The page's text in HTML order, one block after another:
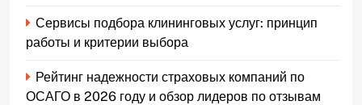
Сервисы подбора клининговых услуг: принцип
работы и критерии выбора
Рейтинг надежности страховых компаний по
ОСАГО в 2026 году и обзор лидеров по отзывам